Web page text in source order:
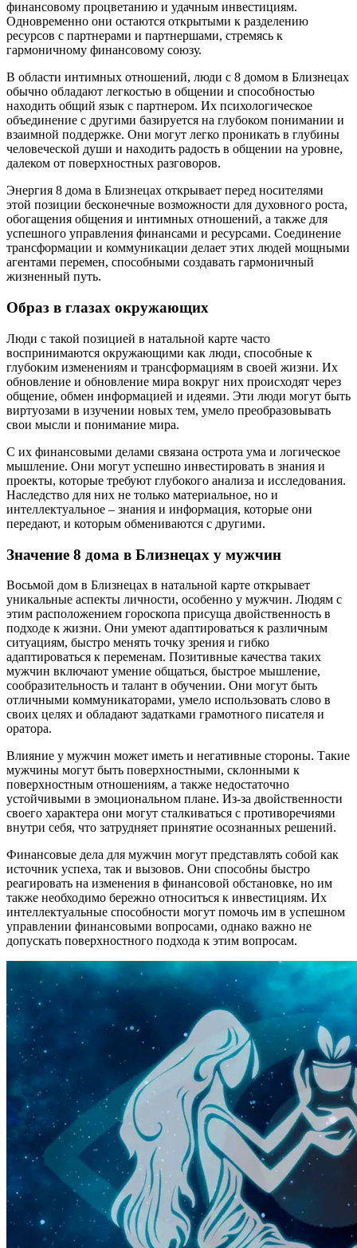
финансовому процветанию и удачным инвестициям.
Одновременно они остаются открытыми к разделению
ресурсов с партнерами и партнершами, стремясь к
гармоничному финансовому союзу.
В области интимных отношений, люди с 8 домом в Близнецах
обычно обладают легкостью в общении и способностью
находить общий язык с партнером. Их психологическое
объединение с другими базируется на глубоком понимании и
взаимной поддержке. Они могут легко проникать в глубины
человеческой души и находить радость в общении на уровне,
далеком от поверхностных разговоров.
Энергия 8 дома в Близнецах открывает перед носителями
этой позиции бесконечные возможности для духовного роста,
обогащения общения и интимных отношений, а также для
успешного управления финансами и ресурсами. Соединение
трансформации и коммуникации делает этих людей мощными
агентами перемен, способными создавать гармоничный
жизненный путь.
Образ в глазах окружающих
Люди с такой позицией в натальной карте часто
воспринимаются окружающими как люди, способные к
глубоким изменениям и трансформациям в своей жизни. Их
обновление и обновление мира вокруг них происходят через
общение, обмен информацией и идеями. Эти люди могут быть
виртуозами в изучении новых тем, умело преобразовывать
свои мысли и понимание мира.
С их финансовыми делами связана острота ума и логическое
мышление. Они могут успешно инвестировать в знания и
проекты, которые требуют глубокого анализа и исследования.
Наследство для них не только материальное, но и
интеллектуальное – знания и информация, которые они
передают, и которым обмениваются с другими.
Значение 8 дома в Близнецах у мужчин
Восьмой дом в Близнецах в натальной карте открывает
уникальные аспекты личности, особенно у мужчин. Людям с
этим расположением гороскопа присуща двойственность в
подходе к жизни. Они умеют адаптироваться к различным
ситуациям, быстро менять точку зрения и гибко
адаптироваться к переменам. Позитивные качества таких
мужчин включают умение общаться, быстрое мышление,
сообразительность и талант в обучении. Они могут быть
отличными коммуникаторами, умело использовать слово в
своих целях и обладают задатками грамотного писателя и
оратора.
Влияние у мужчин может иметь и негативные стороны. Такие
мужчины могут быть поверхностными, склонными к
поверхностным отношениям, а также недостаточно
устойчивыми в эмоциональном плане. Из-за двойственности
своего характера они могут сталкиваться с противоречиями
внутри себя, что затрудняет принятие осознанных решений.
Финансовые дела для мужчин могут представлять собой как
источник успеха, так и вызовов. Они способны быстро
реагировать на изменения в финансовой обстановке, но им
также необходимо бережно относиться к инвестициям. Их
интеллектуальные способности могут помочь им в успешном
управлении финансовыми вопросами, однако важно не
допускать поверхностного подхода к этим вопросам.